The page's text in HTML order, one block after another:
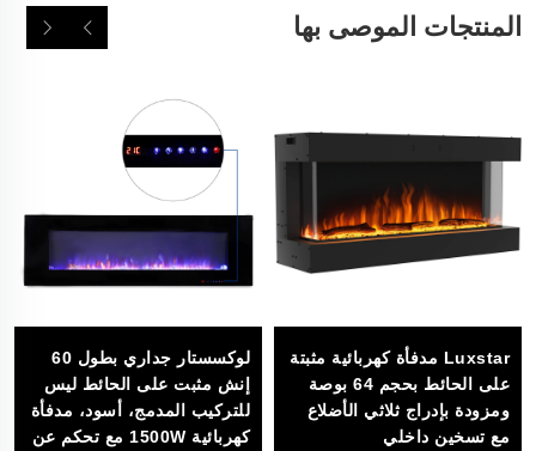
المنتجات الموصى بها
Luxstar مدفأة كهربائية مثبتة
على الحائط بحجم 64 بوصة
ومزودة بإدراج ثلاثي الأضلاع
مع تسخين داخلي
لوكسستار جداري بطول 60
إنش مثبت على الحائط ليس
للتركيب المدمج، أسود، مدفأة
كهربائية 1500W مع تحكم عن